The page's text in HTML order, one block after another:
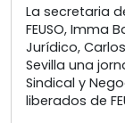
La secretaria
FEUSO, Imma
Jurídico,
Sevilla una
Sindical y
liberados de